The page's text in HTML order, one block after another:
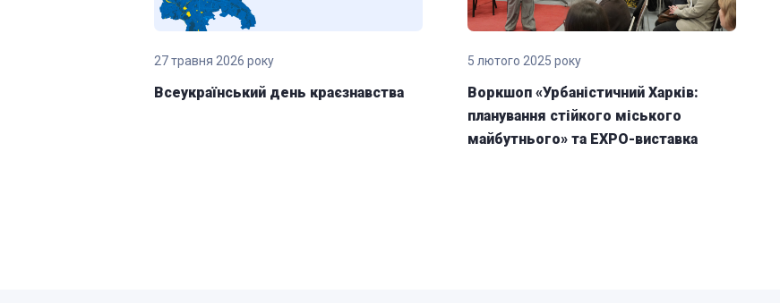
27 травня 2026 року
Всеукраїнський день краєзнавства
5 лютого 2025 року
Воркшоп «Урбаністичний Харків:
планування стійкого міського
майбутнього» та EXPO-виставка